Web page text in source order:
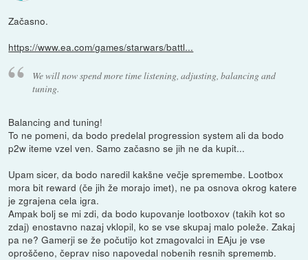
Začasno.
https://www.ea.com/games/starwars/battl...
We will now spend more time listening, adjusting, balancing and
tuning.
Balancing and tuning!
To ne pomeni, da bodo predelal progression system ali da bodo
p2w iteme vzel ven. Samo začasno se jih ne da kupit...
Upam sicer, da bodo naredil kakšne večje spremembe. Lootbox
mora bit reward (če jih že morajo imet), ne pa osnova okrog katere
je zgrajena cela igra.
Ampak bolj se mi zdi, da bodo kupovanje lootboxov (takih kot so
zdaj) enostavno nazaj vklopil, ko se vse skupaj malo poleže. Zakaj
pa ne? Gamerji se že počutijo kot zmagovalci in EAju je vse
oproščeno, čeprav niso napovedal nobenih resnih sprememb.